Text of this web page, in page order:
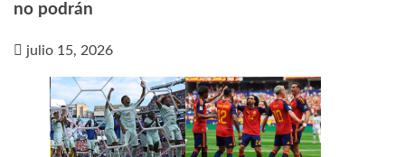
no podrán
julio 15, 2026